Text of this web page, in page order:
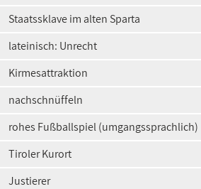
Staatssklave im alten Sparta
lateinisch: Unrecht
Kirmesattraktion
nachschnüffeln
rohes Fußballspiel (umgangssprachlich)
Tiroler Kurort
Justierer